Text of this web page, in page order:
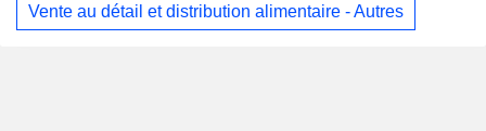
Vente au détail et distribution alimentaire - Autres